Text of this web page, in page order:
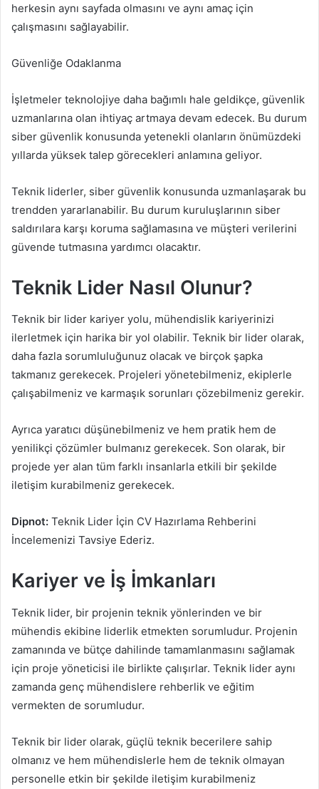
herkesin aynı sayfada olmasını ve aynı amaç için
çalışmasını sağlayabilir.
Güvenliğe Odaklanma
İşletmeler teknolojiye daha bağımlı hale geldikçe, güvenlik
uzmanlarına olan ihtiyaç artmaya devam edecek. Bu durum
siber güvenlik konusunda yetenekli olanların önümüzdeki
yıllarda yüksek talep görecekleri anlamına geliyor.
Teknik liderler, siber güvenlik konusunda uzmanlaşarak bu
trendden yararlanabilir. Bu durum kuruluşlarının siber
saldırılara karşı koruma sağlamasına ve müşteri verilerini
güvende tutmasına yardımcı olacaktır.
Teknik Lider Nasıl Olunur?
Teknik bir lider kariyer yolu, mühendislik kariyerinizi
ilerletmek için harika bir yol olabilir. Teknik bir lider olarak,
daha fazla sorumluluğunuz olacak ve birçok şapka
takmanız gerekecek. Projeleri yönetebilmeniz, ekiplerle
çalışabilmeniz ve karmaşık sorunları çözebilmeniz gerekir.
Ayrıca yaratıcı düşünebilmeniz ve hem pratik hem de
yenilikçi çözümler bulmanız gerekecek. Son olarak, bir
projede yer alan tüm farklı insanlarla etkili bir şekilde
iletişim kurabilmeniz gerekecek.
Dipnot: Teknik Lider İçin CV Hazırlama Rehberini
İncelemenizi Tavsiye Ederiz.
Kariyer ve İş İmkanları
Teknik lider, bir projenin teknik yönlerinden ve bir
mühendis ekibine liderlik etmekten sorumludur. Projenin
zamanında ve bütçe dahilinde tamamlanmasını sağlamak
için proje yöneticisi ile birlikte çalışırlar. Teknik lider aynı
zamanda genç mühendislere rehberlik ve eğitim
vermekten de sorumludur.
Teknik bir lider olarak, güçlü teknik becerilere sahip
olmanız ve hem mühendislerle hem de teknik olmayan
personelle etkin bir şekilde iletişim kurabilmeniz